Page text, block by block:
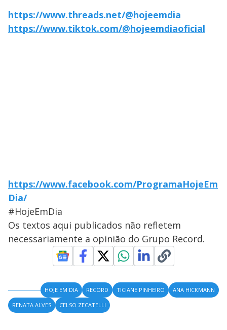
https://www.threads.net/@hojeemdia
https://www.tiktok.com/@hojeemdiaoficial
https://www.facebook.com/ProgramaHojeEm
Dia/
#HojeEmDia
Os textos aqui publicados não refletem
necessariamente a opinião do Grupo Record.
HOJE EM DIA RECORD TICIANE PINHEIRO
ANA HICKMANN
RENATA ALVES
CELSO ZECATELLI